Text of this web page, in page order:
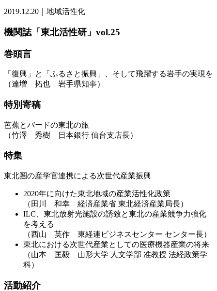
2019.12.20｜地域活性化
機関誌「東北活性研」vol.25
巻頭言
「復興」と「ふるさと振興」、そして飛躍する岩手の実現を
（達増 拓也 岩手県知事）
特別寄稿
芭蕉とバードの東北の旅
（竹澤 秀樹 日本銀行 仙台支店長）
特集
東北圏の産学官連携による次世代産業振興
2020年に向けた東北地域の産業活性化政策
（田川 和幸 経済産業省 東北経済産業局長）
ILC、東北放射光施設の誘致と東北の産業競争力強化
を考える
（西山 英作 東経連ビジネスセンター センター長）
東北における次世代産業としての医療機器産業の将来
（山本 匡毅 山形大学 人文学部 准教授 法経政策学
科）
活動紹介